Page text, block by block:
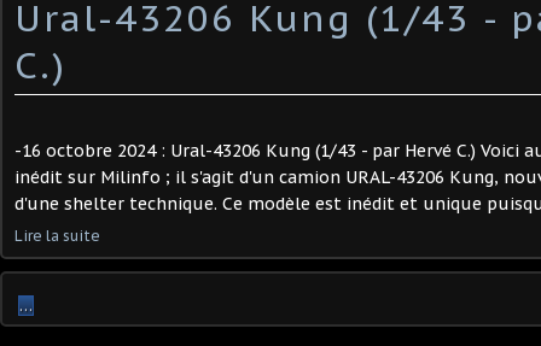
Ural-43206 Kung (1/43 -
C.) ​
-16 octobre 2024 : Ural-43206 Kung (1/43 - par Hervé C.) Voici
inédit sur Milinfo ; il s'agit d'un camion URAL-43206 Kung,
d'une shelter technique. Ce modèle est inédit et unique
Lire la suite
…